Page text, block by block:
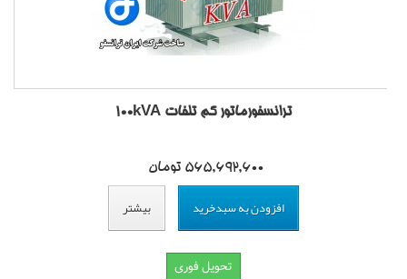
ترانسفورماتور کم تلفات 100kVA
565,692,600 تومان
افزودن به سبدخرید بیشتر
تحویل فوری